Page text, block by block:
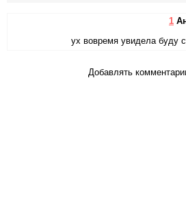
1
ух вовремя увидела буду
Добавлять